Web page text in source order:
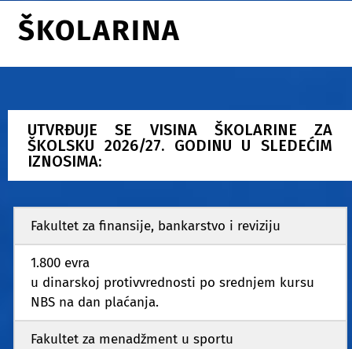
ŠKOLARINA
UTVRĐUJE SE VISINA ŠKOLARINE ZA
ŠKOLSKU 2026/27. GODINU U SLEDEĆIM
IZNOSIMA:
Fakultet za finansije, bankarstvo i reviziju
1.800 evra
u dinarskoj protivvrednosti po srednjem kursu
NBS na dan plaćanja.
Fakultet za menadžment u sportu